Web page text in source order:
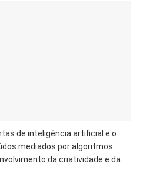
de inteligência artificial e o
mediados por algoritmos
da criatividade e da